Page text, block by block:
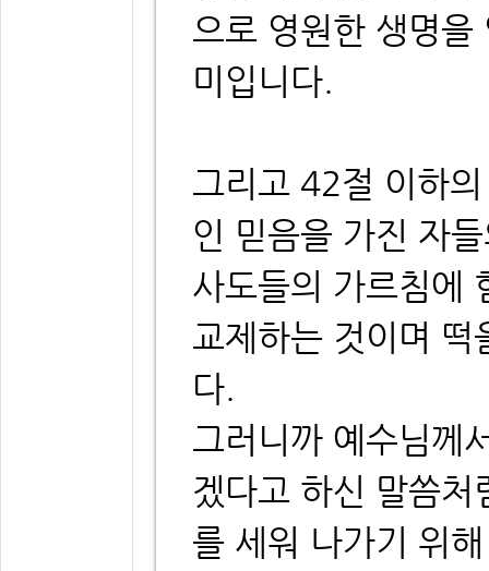
으로 영원한 생명을
미입니다.
그리고 42절 이하
인 믿음을 가진 자
사도들의 가르침에
교제하는 것이며 떡
다.
그러니까 예수님께
겠다고 하신 말씀
를 세워 나가기 위